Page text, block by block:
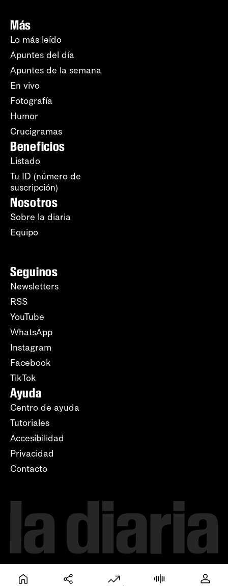
Más
Lo más leído
Apuntes del día
Apuntes de la semana
En vivo
Fotografía
Humor
Crucigramas
Beneficios
Listado
Tu ID (número de
suscripción)
Nosotros
Sobre la diaria
Equipo
Seguinos
Newsletters
RSS
YouTube
WhatsApp
Instagram
Facebook
TikTok
Ayuda
Centro de ayuda
Tutoriales
Accesibilidad
Privacidad
Contacto